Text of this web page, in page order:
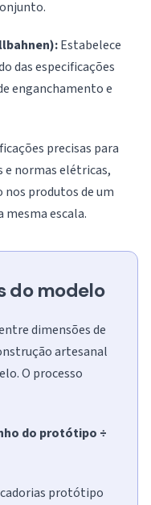
Estabelece
das especificações
enganchamento e
precisas para
e normas elétricas,
produtos de um
escala.
do modelo
dimensões de
artesanal
O processo
do protótipo ÷
protótipo